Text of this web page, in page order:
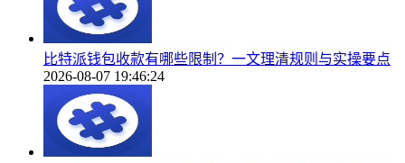
比特派钱包收款有哪些限制？一文理清规则与实操要点
2026-08-07 19:46:24